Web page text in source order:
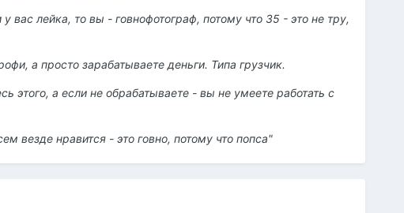
вас лейка, то вы - говнофотограф, потому что 35 - это не тру,
а просто зарабатываете деньги. Типа грузчик.
этого, а если не обрабатываете - вы не умеете работать с
везде нравится - это говно, потому что попса"